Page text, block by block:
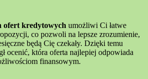
ofert kredytowych umożliwi Ci łatwe
co pozwoli na lepsze zrozumienie,
będą Cię czekały. Dzięki temu
ocenić, która oferta najlepiej odpowiada
finansowym.